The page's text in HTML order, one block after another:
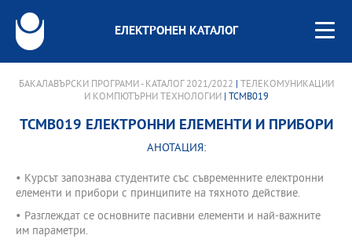
ЕЛЕКТРОНЕН КАТАЛОГ
БАКАЛАВЪРСКИ ПРОГРАМИ - КАТАЛОГ 2021/2022
ТЕЛЕКОМУНИКАЦИИ
И КОМПЮТЪРНИ ТЕХНОЛОГИИ| TCMB019
TCMB019 ЕЛЕКТРОННИ ЕЛЕМЕНТИ И ПРИБОРИ
АНОТАЦИЯ:
• Курсът запознава студентите със съвременните електронни
елементи и прибори с принципите на тяхното действие.
• Разглеждат се основните пасивни елементи и най-важните
им параметри.